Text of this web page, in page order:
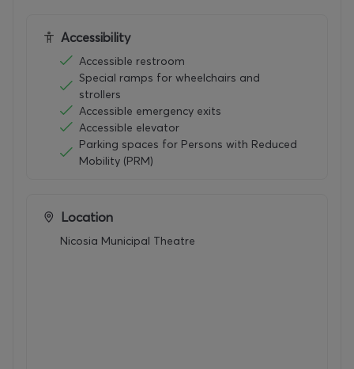
15 Ευρώ / Μειωμένο
Accessibility
Accessible restroom
Special ramps for wheelchairs and
strollers
Accessible emergency exits
Accessible elevator
Parking spaces for Persons with Reduced
Mobility (PRM)
Location
Nicosia Municipal Theatre